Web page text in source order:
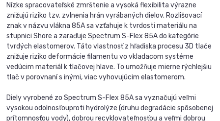
Nízke spracovateľské zmrštenie a vysoká flexibilita výrazne
znižujú riziko tzv. zvlnenia hrán vyrábaných dielov. Rozlišovací
znak v názvu vlákna 85A sa vzťahuje k tvrdosti materiálu na
stupnici Shore a zaraďuje Spectrum S-Flex 85A do kategórie
tvrdých elastomerov. Táto vlastnosť z hľadiska procesu 3D tlače
znižuje riziko deformácie filamentu vo vkladacom systéme
vedúcim materiál k tlačovej hlave. To umožňuje mierne rýchlejšiu
tlač v porovnaní s inými, viac vyhovujúcim elastomerom.
Diely vyrobené zo Spectrum S-Flex 85A sa vyznačujú veľmi
vysokou odolnosťouproti hydrolýze (druhu degradácie spôsobenej
prítomnosťou vody), dobrou recyklovateľnosťou a veľmi dobrou